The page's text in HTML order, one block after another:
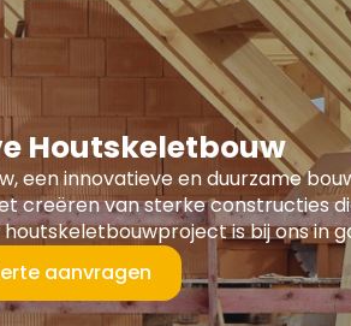
Houtskeletbouw
een innovatieve en duurzame
creëren van sterke constructies
is bij ons in
aanvragen